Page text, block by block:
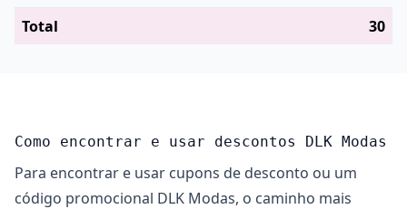
Total
30
Como encontrar e usar descontos DLK Modas
Para encontrar e usar cupons de desconto ou um
código promocional DLK Modas, o caminho mais